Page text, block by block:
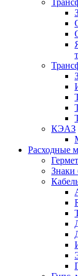
КЭАЗ
Расходные
Знаки